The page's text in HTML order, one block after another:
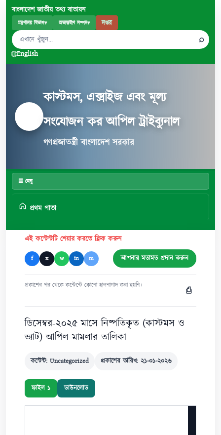
বাংলাদেশ জাতীয় তথ্য বাতায়ন
মন্ত্রণালয় বিভাগ▾ অভ্যন্তরীণ সম্পদ▾ দপ্তর
⌕
🌐English
কাস্টমস, এক্সাইজ এবং মূল্য
সংযোজন কর আপিল ট্রাইব্যুনাল
গণপ্রজাতন্ত্রী বাংলাদেশ সরকার
☰ মেনু
প্রথম পাতা
এই কন্টেন্টটি শেয়ার করতে ক্লিক করুন
f x w in m আপনার মতামত প্রদান করুন
প্রকাশের পর থেকে কন্টেন্টে কোনো হালনাগাদ করা হয়নি। ⎙
ডিসেম্বর-২০২৫ মাসে নিষ্পতিকৃত (কাস্টমস ও
ভ্যাট) আপিল মামলার তালিকা
কন্টেন্ট: Uncategorized প্রকাশের তারিখ: ২১-০১-২০২৬
ফাইল ১ ডাউনলোড